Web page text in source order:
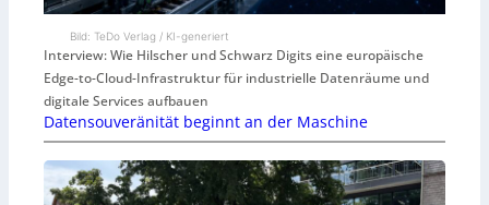
Bild: TeDo Verlag / KI-generiert
Interview: Wie Hilscher und Schwarz Digits eine europäische
Edge-to-Cloud-Infrastruktur für industrielle Datenräume und
digitale Services aufbauen
Datensouveränität beginnt an der Maschine